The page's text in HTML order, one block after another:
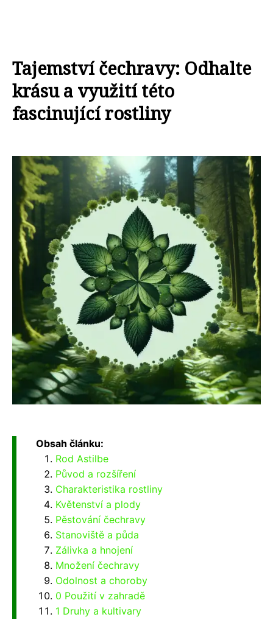
Tajemství čechravy: Odhalte
krásu a využití této
fascinující rostliny
Obsah článku:
Rod Astilbe
Původ a rozšíření
Charakteristika rostliny
Květenství a plody
Pěstování čechravy
Stanoviště a půda
Zálivka a hnojení
Množení čechravy
Odolnost a choroby
0 Použití v zahradě
1 Druhy a kultivary